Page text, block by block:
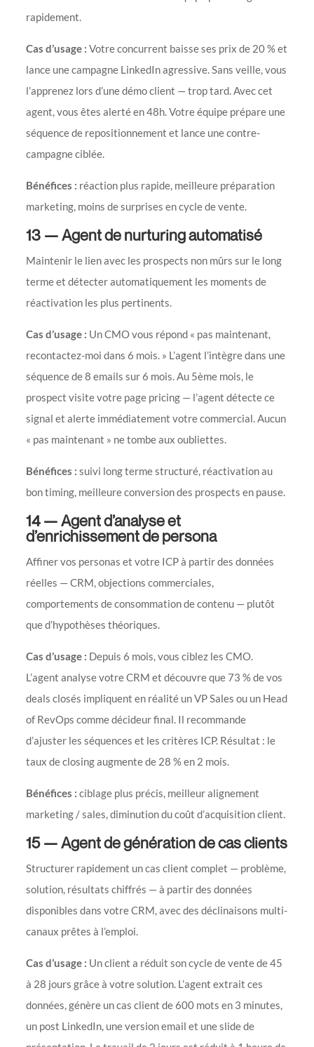
rapidement.
Cas d’usage : Votre concurrent baisse ses prix de 20 % et
lance une campagne LinkedIn agressive. Sans veille, vous
l’apprenez lors d’une démo client — trop tard. Avec cet
agent, vous êtes alerté en 48h. Votre équipe prépare une
séquence de repositionnement et lance une contre-
campagne ciblée.
Bénéfices : réaction plus rapide, meilleure préparation
marketing, moins de surprises en cycle de vente.
13 — Agent de nurturing automatisé
Maintenir le lien avec les prospects non mûrs sur le long
terme et détecter automatiquement les moments de
réactivation les plus pertinents.
Cas d’usage : Un CMO vous répond « pas maintenant,
recontactez-moi dans 6 mois. » L’agent l’intègre dans une
séquence de 8 emails sur 6 mois. Au 5ème mois, le
prospect visite votre page pricing — l’agent détecte ce
signal et alerte immédiatement votre commercial. Aucun
« pas maintenant » ne tombe aux oubliettes.
Bénéfices : suivi long terme structuré, réactivation au
bon timing, meilleure conversion des prospects en pause.
14 — Agent d’analyse et
d’enrichissement de persona
Affiner vos personas et votre ICP à partir des données
réelles — CRM, objections commerciales,
comportements de consommation de contenu — plutôt
que d’hypothèses théoriques.
Cas d’usage : Depuis 6 mois, vous ciblez les CMO.
L’agent analyse votre CRM et découvre que 73 % de vos
deals closés impliquent en réalité un VP Sales ou un Head
of RevOps comme décideur final. Il recommande
d’ajuster les séquences et les critères ICP. Résultat : le
taux de closing augmente de 28 % en 2 mois.
Bénéfices : ciblage plus précis, meilleur alignement
marketing / sales, diminution du coût d’acquisition client.
15 — Agent de génération de cas clients
Structurer rapidement un cas client complet — problème,
solution, résultats chiffrés — à partir des données
disponibles dans votre CRM, avec des déclinaisons multi-
canaux prêtes à l’emploi.
Cas d’usage : Un client a réduit son cycle de vente de 45
à 28 jours grâce à votre solution. L’agent extrait ces
données, génère un cas client de 600 mots en 3 minutes,
un post LinkedIn, une version email et une slide de